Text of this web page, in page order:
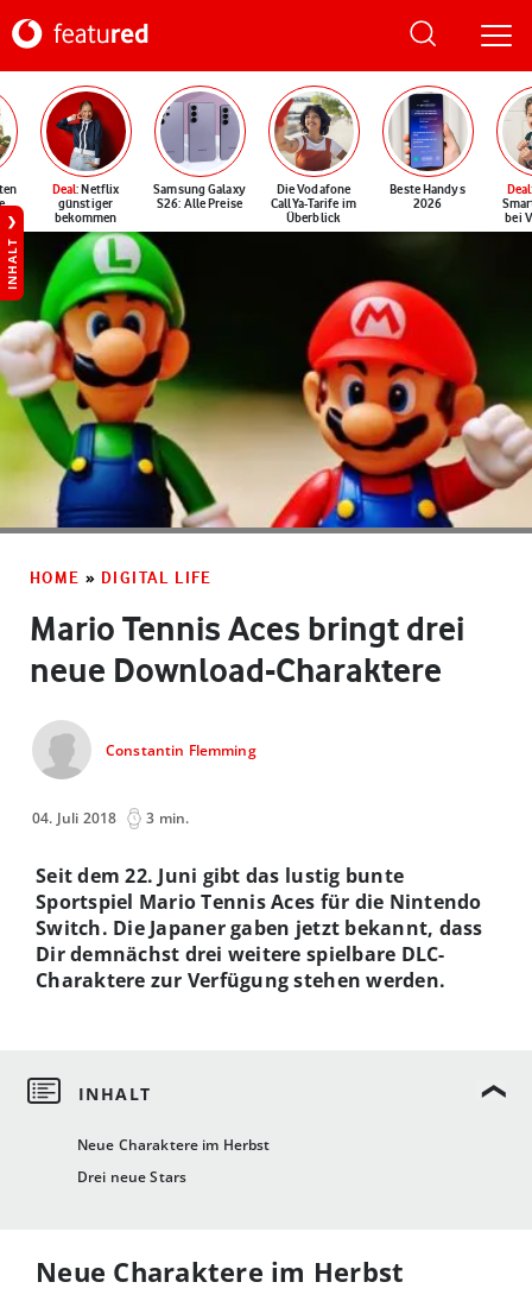
Deal: Netflix
günstiger
bekommen
Samsung Galaxy
S26: Alle Preise
Die Vodafone
CallYa-Tarife im
Überblick
Beste Handys
2026
Deal
bei
INHALT
HOME » DIGITAL LIFE
Mario Tennis Aces bringt drei
neue Download-Charaktere
Constantin Flemming
04. Juli 2018 3 min.
Neue Charaktere im Herbst
Drei neue Stars
Seit dem 22. Juni gibt das lustig bunte
Sportspiel Mario Tennis Aces für die Nintendo
Switch. Die Japaner gaben jetzt bekannt, dass
Dir demnächst drei weitere spielbare DLC-
Charaktere zur Verfügung stehen werden.
Neue Charaktere im Herbst